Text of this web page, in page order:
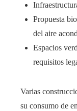
Propuesta
del aire
Espacios
requisitos
Varias
su consumo de